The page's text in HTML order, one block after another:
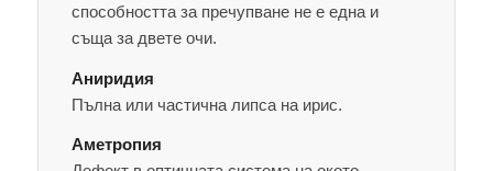
способността за пречупване не е една и
съща за двете очи.
Аниридия
Пълна или частична липса на ирис.
Аметропия